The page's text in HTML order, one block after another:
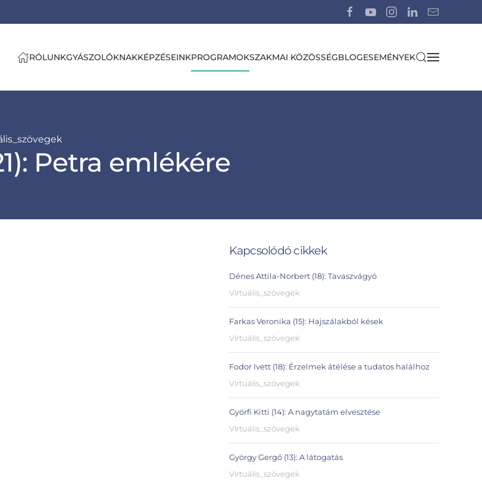
RÓLUNKGYÁSZOLÓKNAKKÉPZÉSEINKPROGRAMOKSZAKMAI KÖZÖSSÉGBLOGESEMÉNYEK
Petra emlékére
Kapcsolódó cikkek
Dénes Attila-Norbert (18): Tavaszvágyó
Virtuális_szövegek
Farkas Veronika (15): Hajszálakból kések
Virtuális_szövegek
Fodor Ivett (18): Érzelmek átélése a tudatos halálhoz
Virtuális_szövegek
Györfi Kitti (14): A nagytatám elvesztése
Virtuális_szövegek
György Gergő (13): A látogatás
Virtuális_szövegek